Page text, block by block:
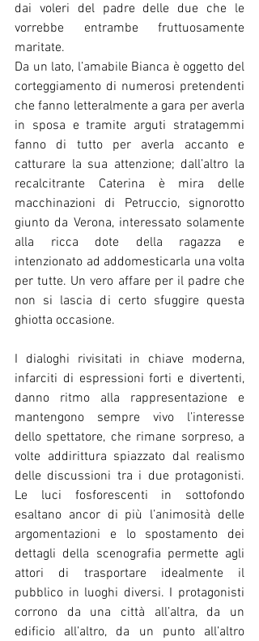
dai voleri del padre delle due che le
vorrebbe entrambe fruttuosamente
maritate.
Da un lato, l’amabile Bianca è oggetto del
corteggiamento di numerosi pretendenti
che fanno letteralmente a gara per averla
in sposa e tramite arguti stratagemmi
fanno di tutto per averla accanto e
catturare la sua attenzione; dall’altro la
recalcitrante Caterina è mira delle
macchinazioni di Petruccio, signorotto
giunto da Verona, interessato solamente
alla ricca dote della ragazza e
intenzionato ad addomesticarla una volta
per tutte. Un vero affare per il padre che
non si lascia di certo sfuggire questa
ghiotta occasione.
I dialoghi rivisitati in chiave moderna,
infarciti di espressioni forti e divertenti,
danno ritmo alla rappresentazione e
mantengono sempre vivo l’interesse
dello spettatore, che rimane sorpreso, a
volte addirittura spiazzato dal realismo
delle discussioni tra i due protagonisti.
Le luci fosforescenti in sottofondo
esaltano ancor di più l’animosità delle
argomentazioni e lo spostamento dei
dettagli della scenografia permette agli
attori di trasportare idealmente il
pubblico in luoghi diversi. I protagonisti
corrono da una città all’altra, da un
edificio all’altro, da un punto all’altro